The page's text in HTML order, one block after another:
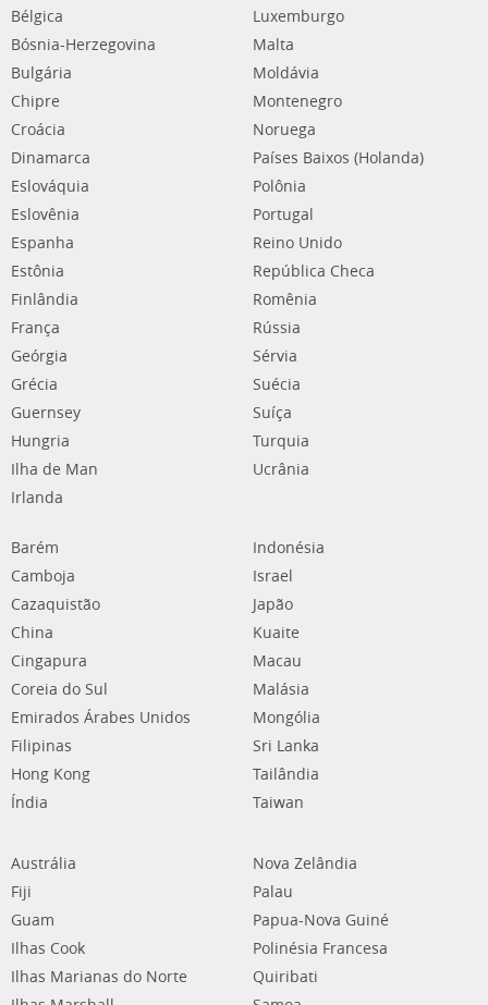
Bélgica
Bósnia-Herzegovina
Bulgária
Chipre
Croácia
Dinamarca
Eslováquia
Eslovênia
Espanha
Estônia
Finlândia
França
Geórgia
Grécia
Guernsey
Hungria
Ilha de Man
Irlanda
Luxemburgo
Malta
Moldávia
Montenegro
Noruega
Países Baixos (Holanda)
Polônia
Portugal
Reino Unido
República Checa
Romênia
Rússia
Sérvia
Suécia
Suíça
Turquia
Ucrânia
Barém
Camboja
Cazaquistão
China
Cingapura
Coreia do Sul
Emirados Árabes Unidos
Filipinas
Hong Kong
Índia
Indonésia
Israel
Japão
Kuaite
Macau
Malásia
Mongólia
Sri Lanka
Tailândia
Taiwan
Austrália
Fiji
Guam
Ilhas Cook
Ilhas Marianas do Norte
Nova Zelândia
Palau
Papua-Nova Guiné
Polinésia Francesa
Quiribati